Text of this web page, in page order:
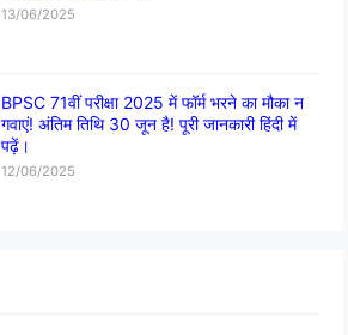
13/06/2025
BPSC 71वीं परीक्षा 2025 में फॉर्म भरने का मौका न
गवाएं! अंतिम तिथि 30 जून है! पूरी जानकारी हिंदी में
पढ़ें।
12/06/2025